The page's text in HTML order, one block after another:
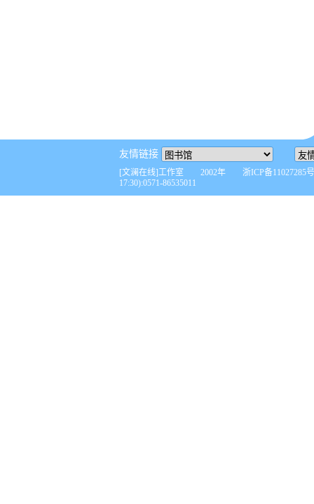
友情链接
[文澜在线]工作室 2002年 浙ICP备11027285
17:30):0571-86535011